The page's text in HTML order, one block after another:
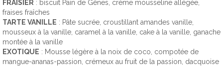
FRAISIER : biscuit Pain de Gênes, crème mousseline allégée,
fraises fraîches
TARTE VANILLE : Pâte sucrée, croustillant amandes vanille,
mousseux à la vanille, caramel à la vanille, cake à la vanille, ganache
montée à la vanille
EXOTIQUE : Mousse légère à la noix de coco, compotée de
mangue-ananas-passion, crémeux au fruit de la passion, dacquoise